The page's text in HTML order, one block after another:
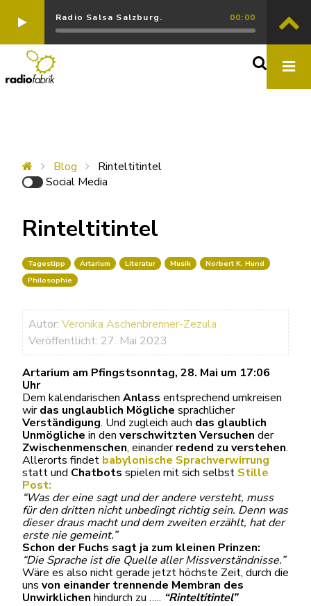
Radio Salsa Salzburg. 00:00
Blog
Rinteltitintel
Social Media
Rinteltitintel
Tagestipp Artarium Literatur Musik
Norbert K. Hund
Philosophie
Autor: Veronika Aschenbrenner-Zezula
Veröffentlicht: 27. Mai 2023
Artarium am Pfingstsonntag, 28. Mai um 17:06
Uhr
Dem kalendarischen Anlass entsprechend umkreisen
wirdas unglaublich Mögliche sprachlicher
Verständigung. Und zugleich auch das glaublich
Unmögliche in den verschwitzten Versuchen der
Zwischenmenschen, einanderredend zu verstehen.
Allerorts findet babylonische Sprachverwirrung
statt und Chatbots spielen mit sich selbst Stille
Post:
“Was der eine sagt und der andere versteht, muss
für den dritten nicht unbedingt richtig sein. Denn was
dieser draus macht und dem zweiten erzählt, hat der
erste nie gemeint.”
Schon der Fuchs sagt ja zum kleinen Prinzen:
“Die Sprache ist die Quelle aller Missverständnisse.”
Wäre es also nicht gerade jetzt höchste Zeit, durch die
uns von einander trennende Membran des
Unwirklichen hindurch zu ….. “Rinteltitintel”